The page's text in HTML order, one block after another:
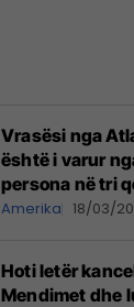
Vrasësi nga
është i varur
persona në tri
Amerika 18/03/
Hoti letër
Mendimet dhe